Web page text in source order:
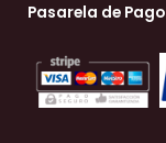
Pasarela de